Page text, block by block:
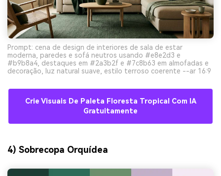
Prompt: cena de design de interiores de sala de estar
moderna, paredes e sofá neutros usando #e8e2d3 e
#b9b8a4, destaques em #2a3b2f e #7c8b63 em almofadas e
decoração, luz natural suave, estilo terroso coerente --ar 16:9
Crie Visuais De Paleta Floresta Tropical Com IA
Gratuitamente
4) Sobrecopa Orquídea